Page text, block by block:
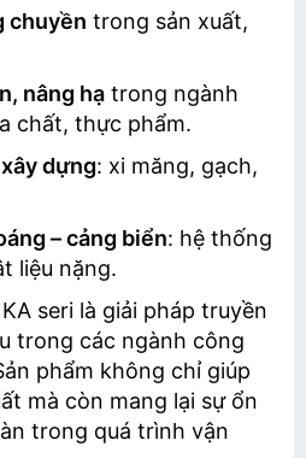
chuyền trong sản xuất,
nâng hạ trong ngành
chất, thực phẩm.
dựng: xi măng, gạch,
– cảng biển: hệ thống
liệu nặng.
seri là giải pháp truyền
trong các ngành công
phẩm không chỉ giúp
mà còn mang lại sự ổn
trong quá trình vận